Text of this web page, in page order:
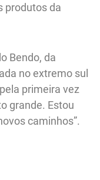
produtos da
Bendo, da
no extremo sul
primeira vez
grande. Estou
caminhos”.